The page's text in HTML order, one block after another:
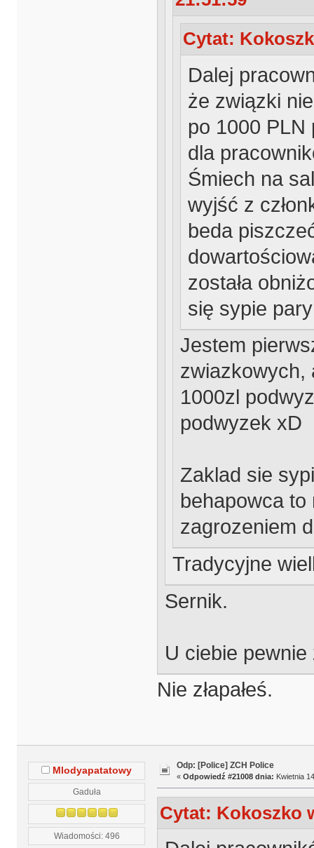
Cytat:
Dalej
że związki
po 1000
dla
Śmiech na
wyjść z
beda
została
się sypie
Jestem
zwiazkowych,
1000zl
podwyzek xD
Zaklad sie
behapowca
zagrozeniem
Tradycyjne
Sernik.
U ciebie
Nie złapałeś.
Mlodyapatatowy
Gaduła
Wiadomości: 496
Odp: [Police] ZCH Police
« Odpowiedź #21008 dnia: Kwietnia
Cytat: Kokoszko